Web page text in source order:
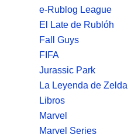
e-Rublog League
El Late de Rublóh
Fall Guys
FIFA
Jurassic Park
La Leyenda de Zelda
Libros
Marvel
Marvel Series